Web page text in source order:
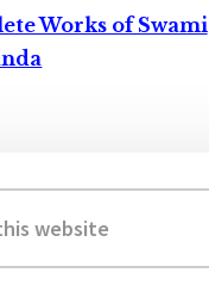
Works of Swami